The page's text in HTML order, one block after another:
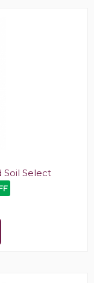
Soil Select